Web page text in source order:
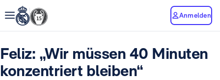
Anmelden
Feliz: „Wir müssen 40 Minuten
konzentriert bleiben“